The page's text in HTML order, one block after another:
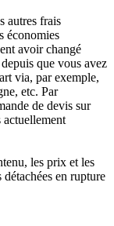
autres frais
économies
avoir changé
que vous avez
via, par exemple,
etc. Par
de devis sur
les prix et les
en rupture